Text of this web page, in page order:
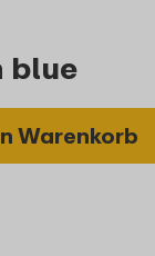
blue
Warenkorb